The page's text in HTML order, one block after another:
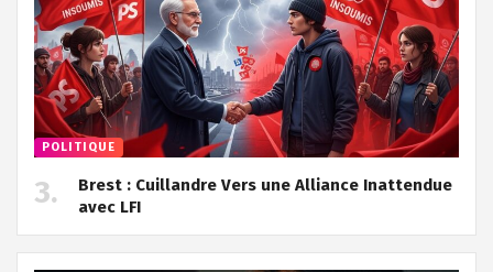
POLITIQUE
Brest : Cuillandre Vers une Alliance Inattendue
avec LFI